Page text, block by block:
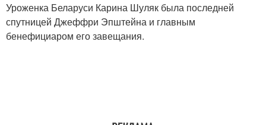
Уроженка Беларуси Карина Шуляк была последней
спутницей Джеффри Эпштейна и главным
бенефициаром его завещания.